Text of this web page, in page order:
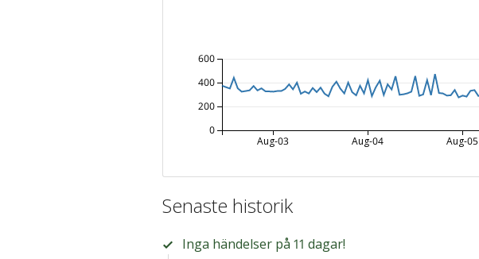
Aug-03 Aug-04 Aug-05
0
200
400
600
Senaste historik
Inga händelser på 11 dagar!